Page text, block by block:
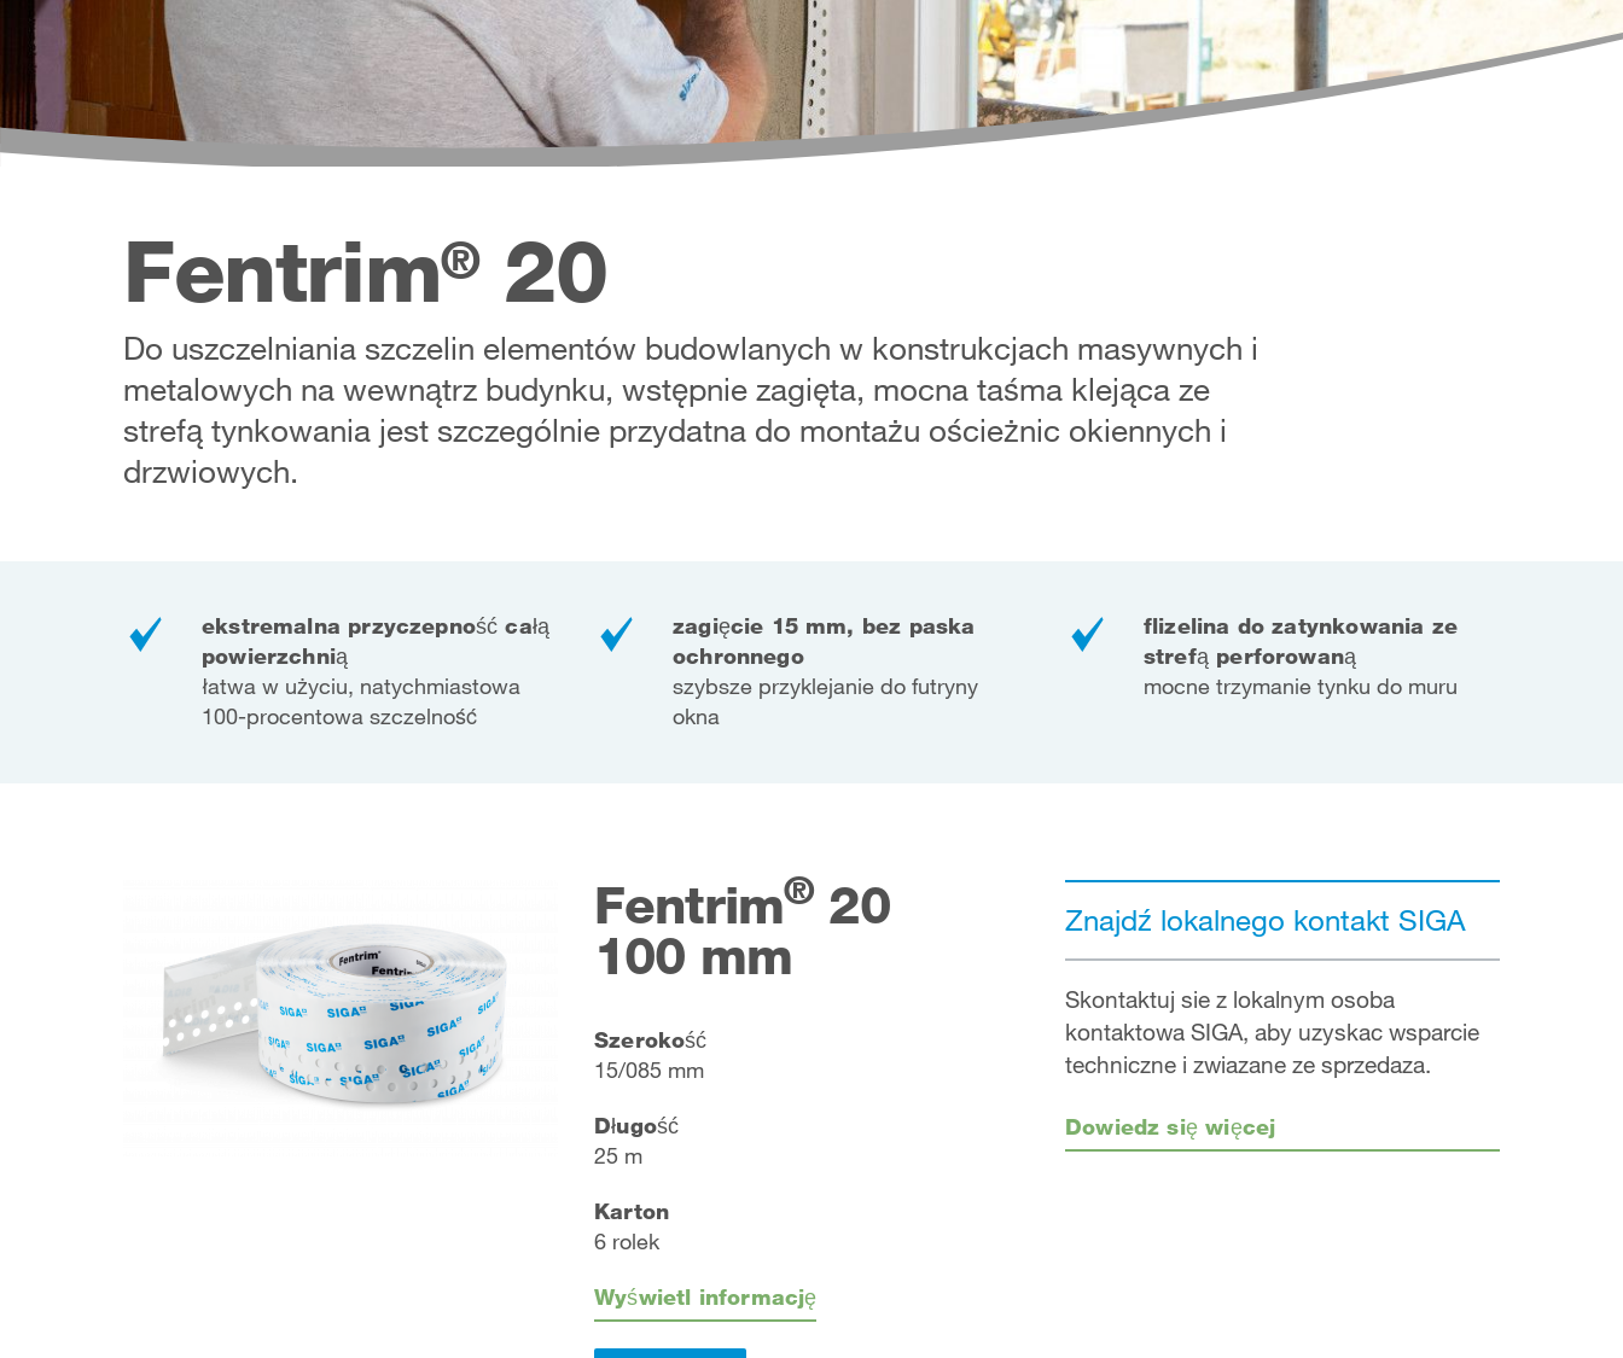
Fentrim®20
Do uszczelniania szczelin elementów budowlanych w konstrukcjach masywnych i
metalowych na wewnątrz budynku, wstępnie zagięta, mocna taśma klejąca ze
strefą tynkowania jest szczególnie przydatna do montażu ościeżnic okiennych i
drzwiowych.
ekstremalna przyczepność całą
powierzchnią
łatwa w użyciu, natychmiastowa
100-procentowa szczelność
zagięcie 15 mm, bez paska
ochronnego
szybsze przyklejanie do futryny
okna
flizelina do zatynkowania ze
strefą perforowaną
mocne trzymanie tynku do muru
Fentrim® 20
100 mm
Szerokość
15/085 mm
Długość
25 m
Karton
6 rolek
Wyświetl informację
Znajdź lokalnego kontakt SIGA
Skontaktuj sie z lokalnym osoba
kontaktowa SIGA, aby uzyskac wsparcie
techniczne i zwiazane ze sprzedaza.
Dowiedz się więcej